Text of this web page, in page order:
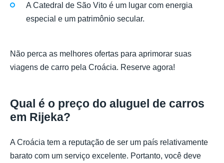
A Catedral de São Vito é um lugar com energia
especial e um patrimônio secular.
Não perca as melhores ofertas para aprimorar suas
viagens de carro pela Croácia. Reserve agora!
Qual é o preço do aluguel de carros
em Rijeka?
A Croácia tem a reputação de ser um país relativamente
barato com um serviço excelente. Portanto, você deve